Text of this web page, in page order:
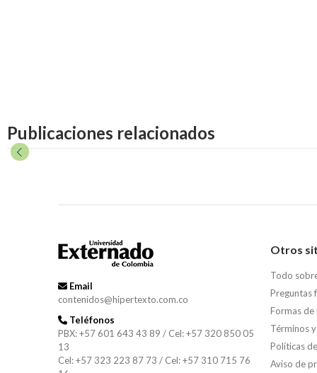
Publicaciones relacionados
Email
contenidos@hipertexto.com.co
Teléfonos
PBX: +57 601 643 43 89 / Cel: +57 320 850 05
13
Cel: +57 323 223 87 73 / Cel: +57 310 715 76
Otros
Todo
Preguntas
Formas de
Términos
Políticas
Aviso de